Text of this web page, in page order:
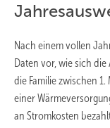
Nach einem vollen
Daten vor, wie sich die
die Familie zwischen 1.
einer
an Stromkosten